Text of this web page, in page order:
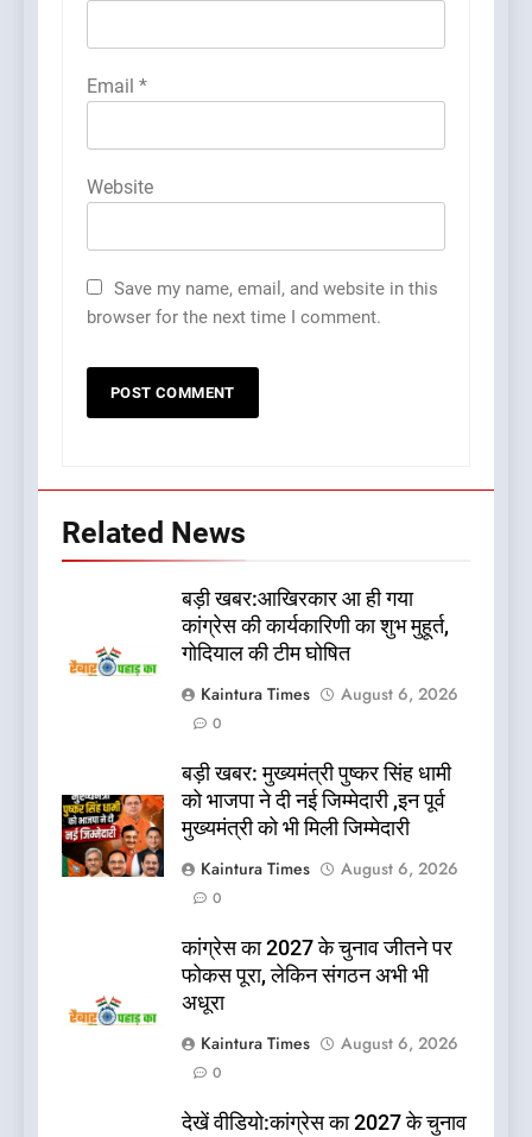
Email *
Website
Save my name, email, and website in this
browser for the next time I comment.
Related News
बड़ी खबर:आखिरकार आ ही गया
कांग्रेस की कार्यकारिणी का शुभ मुहूर्त,
गोदियाल की टीम घोषित
Kaintura Times
August 6, 2026
0
बड़ी खबर: मुख्यमंत्री पुष्कर सिंह धामी
को भाजपा ने दी नई जिम्मेदारी ,इन पूर्व
मुख्यमंत्री को भी मिली जिम्मेदारी
Kaintura Times
August 6, 2026
0
कांग्रेस का 2027 के चुनाव जीतने पर
फोकस पूरा, लेकिन संगठन अभी भी
अधूरा
Kaintura Times
August 6, 2026
0
देखें वीडियो:कांग्रेस का 2027 के चुनाव